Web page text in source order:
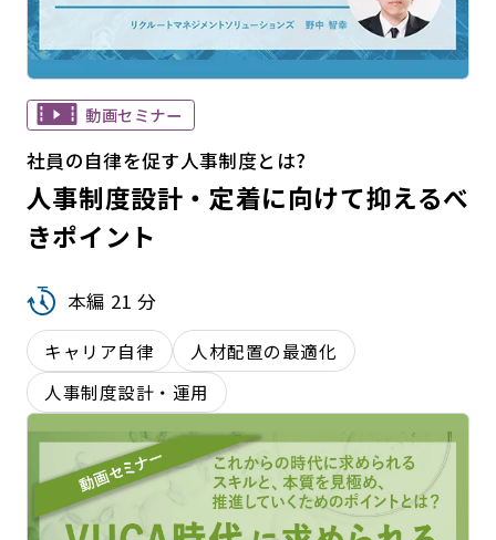
動画セミナー
社員の自律を促す人事制度とは?
人事制度設計・定着に向けて抑えるべ
きポイント
本編 21 分
キャリア自律
人材配置の最適化
人事制度設計・運用